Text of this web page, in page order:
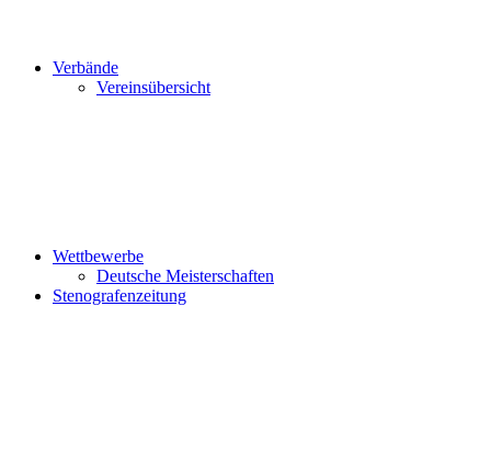
Verbände
Vereinsübersicht
Wettbewerbe
Deutsche Meisterschaften
Stenografenzeitung